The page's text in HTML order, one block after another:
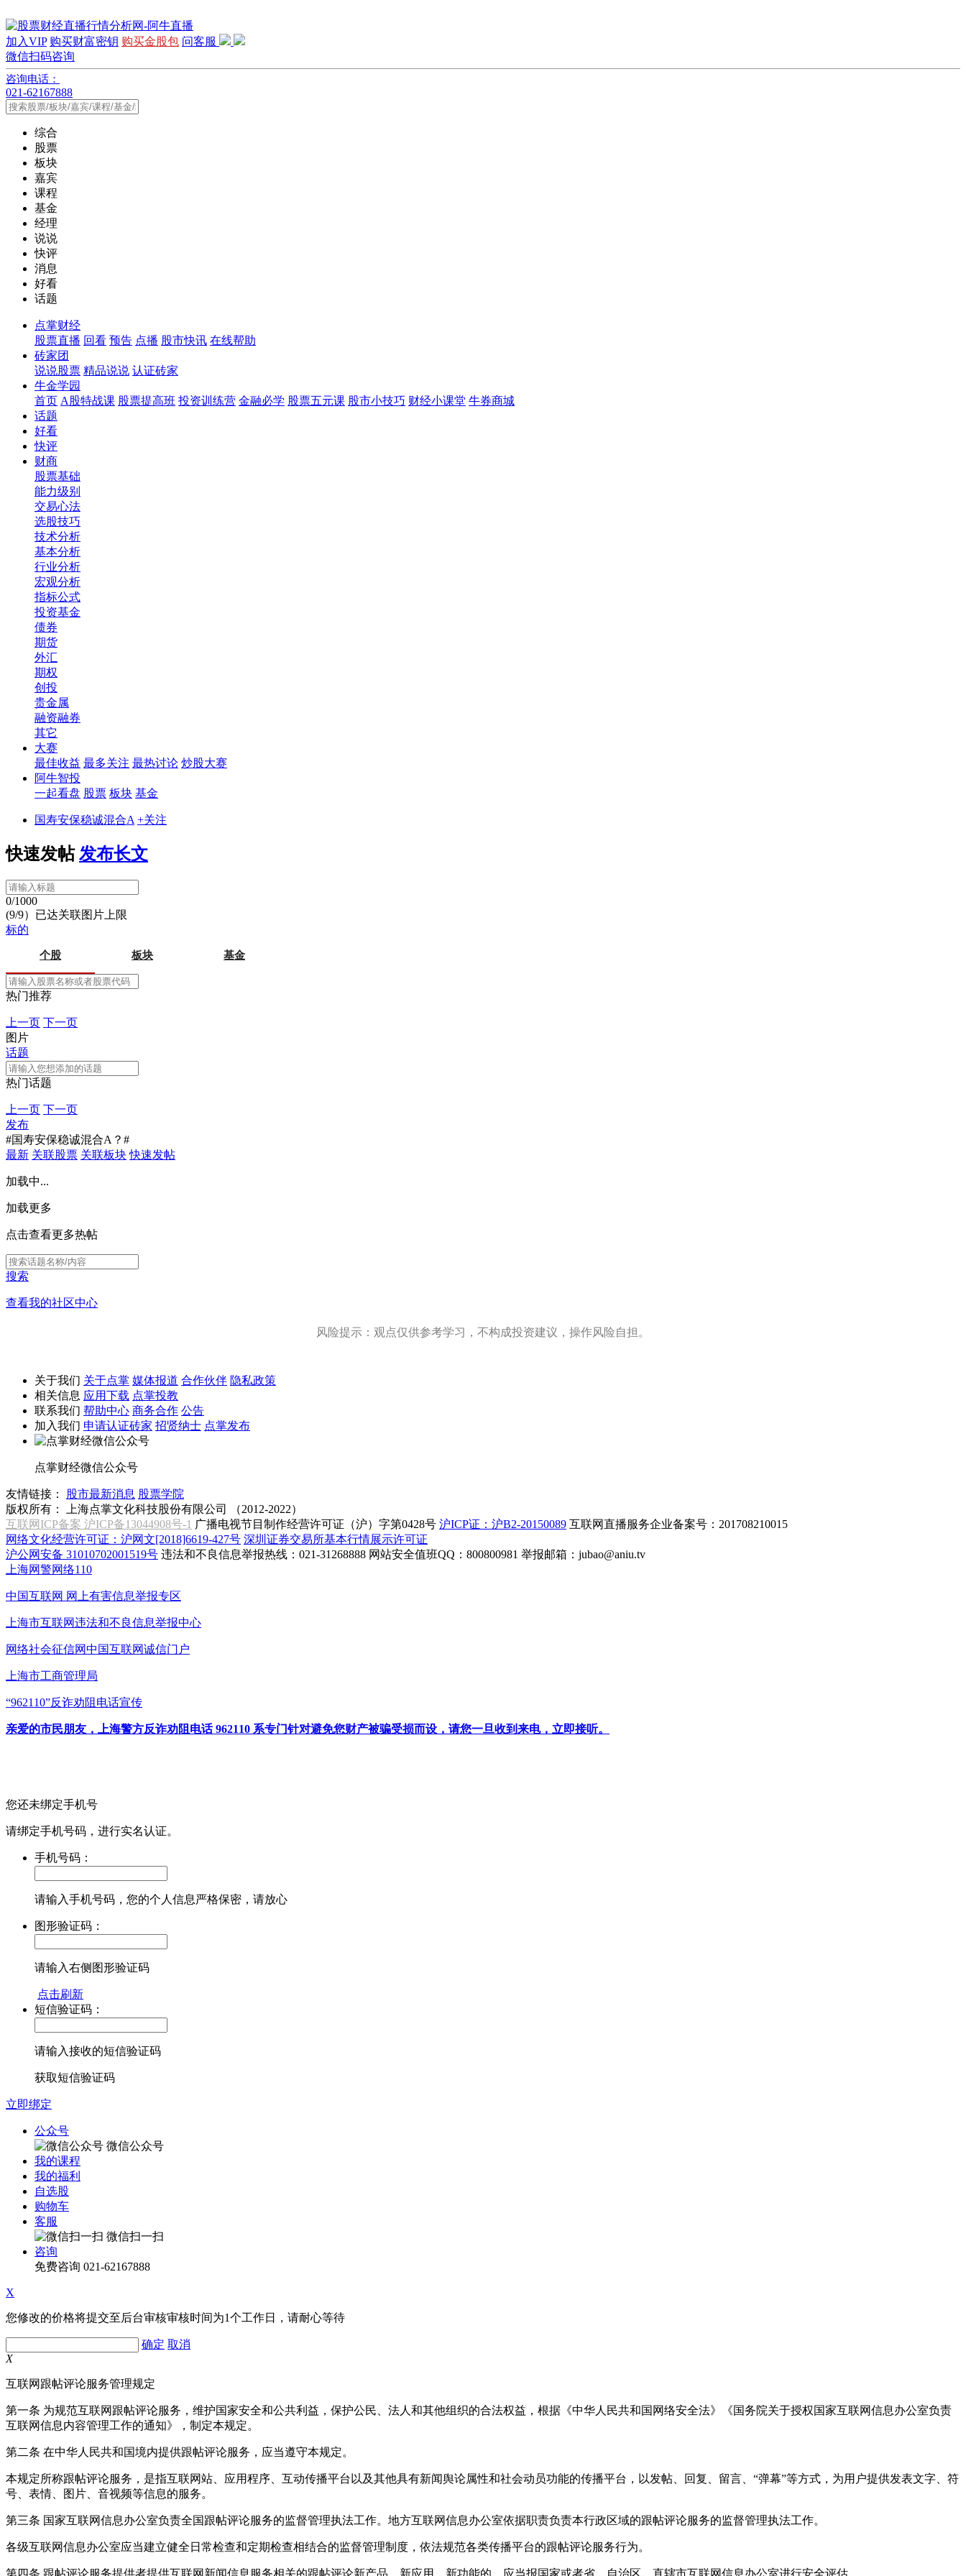
加入VIP 购买财富密钥 购买金股包 问客服
微信扫码咨询
咨询电话：
021-62167888
综合
股票
板块
嘉宾
课程
基金
经理
说说
快评
消息
好看
话题
点掌财经
股票直播 回看 预告 点播 股市快讯 在线帮助
砖家团
说说股票 精品说说 认证砖家
牛金学园
首页 A股特战课 股票提高班 投资训练营 金融必学 股票五元课 股市小技巧 财经小课堂 牛券商城
话题
好看
快评
财商
股票基础
能力级别
交易心法
选股技巧
技术分析
基本分析
行业分析
宏观分析
指标公式
投资基金
债券
期货
外汇
期权
创投
贵金属
融资融券
其它
大赛
最佳收益 最多关注 最热讨论 炒股大赛
阿牛智投
一起看盘 股票 板块 基金
国寿安保稳诚混合A +关注
快速发帖 发布长文
0/1000
(9/9）已达关联图片上限
标的
个股 板块 基金
热门推荐
上一页 下一页
图片
话题
热门话题
上一页 下一页
发布
#国寿安保稳诚混合A？#
最新 关联股票 关联板块 快速发帖
加载中...
加载更多
点击查看更多热帖
搜索
查看我的社区中心
风险提示：观点仅供参考学习，不构成投资建议，操作风险自担。
关于我们 关于点掌 媒体报道 合作伙伴 隐私政策
相关信息 应用下载 点掌投教
联系我们 帮助中心 商务合作 公告
加入我们 申请认证砖家 招贤纳士 点掌发布
点掌财经微信公众号
友情链接： 股市最新消息 股票学院
版权所有：
上海点掌文化科技股份有限公司 （2012-2022）
互联网ICP备案 沪ICP备13044908号-1 广播电视节目制作经营许可证（沪）字第0428号 沪ICP证：沪B2-20150089 互联网直播服务企业备案号：201708210015
网络文化经营许可证：沪网文[2018]6619-427号 深圳证券交易所基本行情展示许可证
沪公网安备 31010702001519号 违法和不良信息举报热线：021-31268888 网站安全值班QQ：800800981 举报邮箱： jubao@aniu.tv
上海网警网络110
中国互联网 网上有害信息举报专区
上海市互联网违法和不良信息举报中心
网络社会征信网中国互联网诚信门户
上海市工商管理局
“962110”反诈劝阻电话宣传
亲爱的市民朋友，上海警方反诈劝阻电话 962110 系专门针对避免您财产被骗受损而设，请您一旦收到来电，立即接听。
您还未绑定手机号
请绑定手机号码，进行实名认证。
手机号码：
请输入手机号码，您的个人信息严格保密，请放心
图形验证码：
请输入右侧图形验证码
点击刷新
短信验证码：
请输入接收的短信验证码
获取短信验证码
立即绑定
公众号
微信公众号
我的课程
我的福利
自选股
购物车
客服
微信扫一扫
咨询
免费咨询 021-62167888
X
您修改的价格将提交至后台审核审核时间为1个工作日，请耐心等待
确定 取消
X
互联网跟帖评论服务管理规定
第一条 为规范互联网跟帖评论服务，维护国家安全和公共利益，保护公民、法人和其他组织的合法权益，根据《中华人民共和国网络安全法》《国务院关于授权国家互联网信息办公室负责
互联网信息内容管理工作的通知》，制定本规定。
第二条 在中华人民共和国境内提供跟帖评论服务，应当遵守本规定。
本规定所称跟帖评论服务，是指互联网站、应用程序、互动传播平台以及其他具有新闻舆论属性和社会动员功能的传播平台，以发帖、回复、留言、“弹幕”等方式，为用户提供发表文字、符
号、表情、图片、音视频等信息的服务。
第三条 国家互联网信息办公室负责全国跟帖评论服务的监督管理执法工作。地方互联网信息办公室依据职责负责本行政区域的跟帖评论服务的监督管理执法工作。
各级互联网信息办公室应当建立健全日常检查和定期检查相结合的监督管理制度，依法规范各类传播平台的跟帖评论服务行为。
第四条 跟帖评论服务提供者提供互联网新闻信息服务相关的跟帖评论新产品、新应用、新功能的，应当报国家或者省、自治区、直辖市互联网信息办公室进行安全评估。